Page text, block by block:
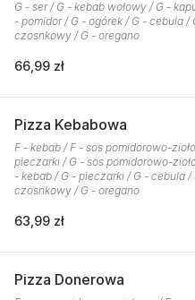
G - ser / G - kebab wołowy / G -
- pomidor / G - ogórek / G - cebula /
czosnkowy / G - oregano
66,99 zł
Pizza Kebabowa
F - kebab / F - sos pomidorowo-
pieczarki / G - sos pomidorowo-
- kebab / G - pieczarki / G - cebula /
czosnkowy / G - oregano
63,99 zł
Pizza Donerowa